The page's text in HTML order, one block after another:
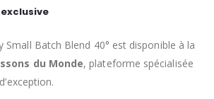
Small Batch Blend 40° est disponible à la
du Monde, plateforme spécialisée